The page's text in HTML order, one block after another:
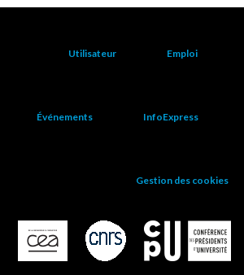
Utilisateur Emploi
Événements InfoExpress
Gestion des cookies